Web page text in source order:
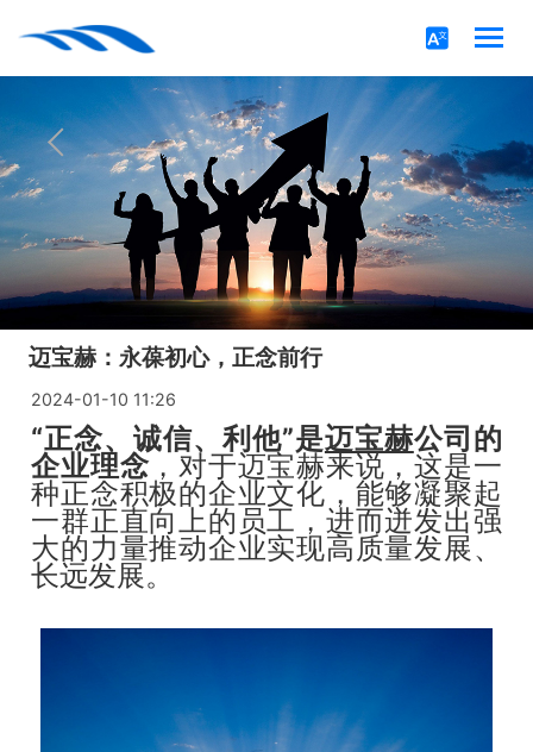
迈宝赫：永葆初心，正念前行
2024-01-10 11:26
“正念、诚信、利他”是迈宝赫公司的
企业理念，对于迈宝赫来说，这是一
种正念积极的企业文化，能够凝聚起
一群正直向上的员工，进而迸发出强
大的力量推动企业实现高质量发展、
长远发展。